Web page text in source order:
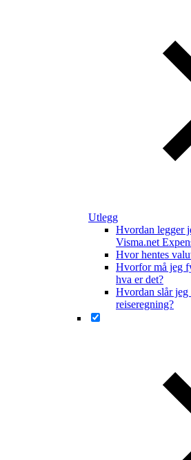
Utlegg
Hvordan legger
Visma.net
Hvor hentes
Hvorfor må jeg
hva er det?
Hvordan slår jeg
reiseregning?